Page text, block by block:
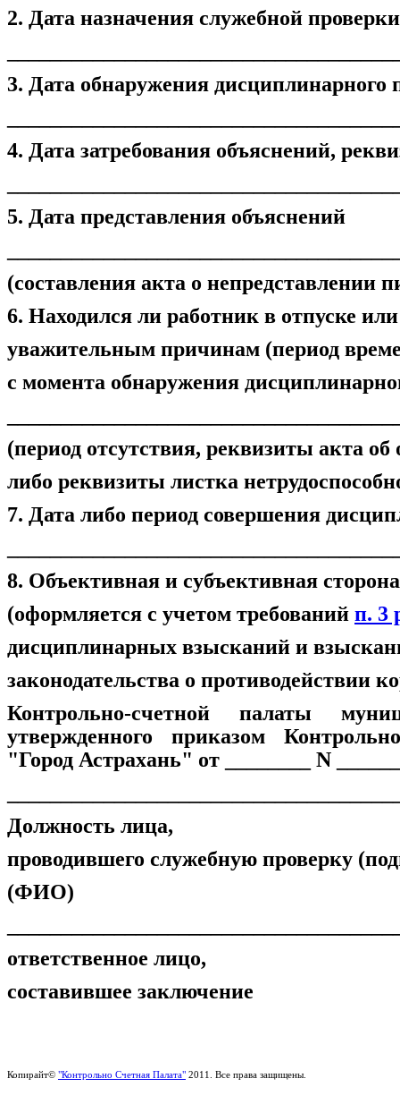
2. Дата назначения служебной
3. Дата обнаружения дисциплинарного
4. Дата затребования объяснений,
5. Дата представления объяснений
(составления акта о непредставлении
6. Находился ли работник в отпуске
уважительным причинам (период
с момента обнаружения
(период отсутствия, реквизиты акта об
либо реквизиты листка
7. Дата либо период совершения
8. Объективная и субъективная
(оформляется с учетом требований п. 3
дисциплинарных взысканий и
законодательства о
Контрольно-счетной палаты
утвержденного приказом
"Город Астрахань" от ________ N
Должность лица,
проводившего служебную проверку
(ФИО)
ответственное лицо,
составившее заключение
Копирайт© "Контрольно Счетная Палата" 2011. Все права защищены.